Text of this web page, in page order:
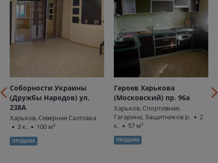
Соборности Украины
(Дружбы Народов) ул.
238А
Харьков, Северная Салтовка
3 к.
100 м²
ПРОДАЖА
Героев Харькова
(Московский) пр. 96а
Харьков, Спортивная,
Гагарина, Защитников р.
2
к.
57 м²
ПРОДАЖА